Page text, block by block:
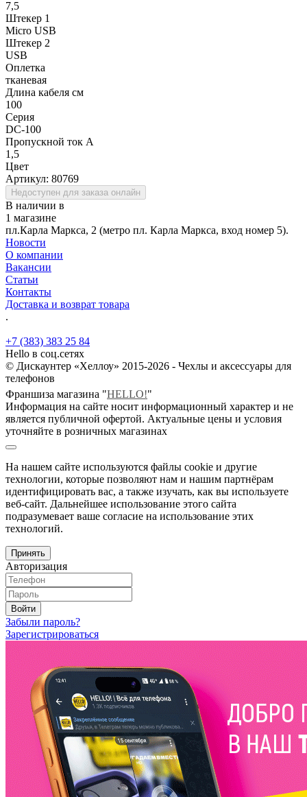
7,5
Штекер 1
Micro USB
Штекер 2
USB
Оплетка
тканевая
Длина кабеля см
100
Серия
DC-100
Пропускной ток А
1,5
Цвет
Артикул: 80769
Недоступен для заказа онлайн
В наличии в
1 магазине
пл.Карла Маркса, 2 (метро пл. Карла Маркса, вход номер 5).
Новости
О компании
Вакансии
Статьи
Контакты
Доставка и возврат товара
.
+7 (383) 383 25 84
Hello в соц.сетях
© Дискаунтер «Хеллоу» 2015-2026 - Чехлы и аксессуары для
телефонов
Франшиза магазина "HELLO!"
Информация на сайте носит информационный характер и не
является публичной офертой. Актуальные цены и условия
уточняйте в розничных магазинах
На нашем сайте используются файлы cookie и другие
технологии, которые позволяют нам и нашим партнёрам
идентифицировать вас, а также изучать, как вы используете
веб-сайт. Дальнейшее использование этого сайта
подразумевает ваше согласие на использование этих
технологий.
Принять
Авторизация
Войти
Забыли пароль?
Зарегистрироваться